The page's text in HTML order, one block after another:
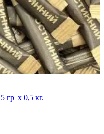
гр. х 0,5 кг.